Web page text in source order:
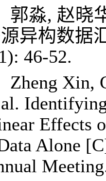
郭淼, 赵晓
异构数据
46-52.
Zheng Xin,
Effects
Alone